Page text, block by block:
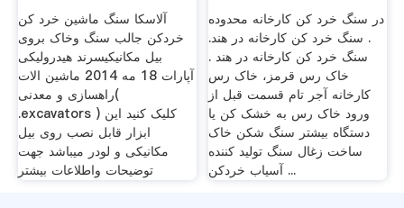
آلاسکا سنگ ماشین خرد کن
خردکن جالب سنگ وخاک بروی
بیل مکانیکیسرند هیدرولیکی
آپارات 18 مه 2014 ماشین الات
راهسازی و معدنی(
.excavators ) کلیک کنید این
ابزار قابل نصب روی بیل
مکانیکی و لودر میباشد جهت
توضیحات واطلاعات بیشتر
در سنگ خرد کن کارخانه محدوده
. سنگ خرد کن کارخانه در هند.
سنگ خرد کن کارخانه در هند .
خاک رس قرمز، خاک رس
کارخانه آجر تام قسمت قبل از
ورود خاک رس به خشک کن یا
دستگاه بیشتر سنگ شکن خاک
ساخت زغال سنگ تولید کننده
آسیاب خردکن ...